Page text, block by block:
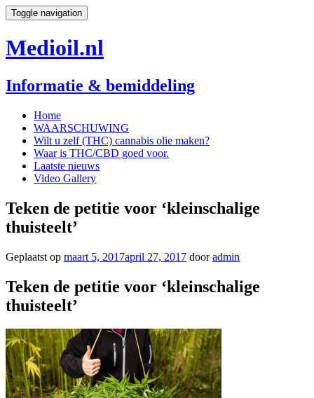
Toggle navigation
Medioil.nl
Informatie & bemiddeling
Home
WAARSCHUWING
Wilt u zelf (THC) cannabis olie maken?
Waar is THC/CBD goed voor.
Laatste nieuws
Video Gallery
Teken de petitie voor ‘kleinschalige
thuisteelt’
Geplaatst op maart 5, 2017april 27, 2017 dooradmin
Teken de petitie voor ‘kleinschalige
thuisteelt’